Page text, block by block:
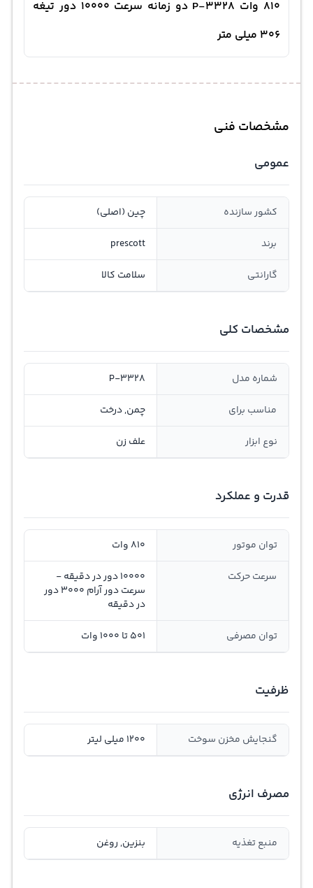
810 وات P-3328 دو زمانه سرعت 10000 دور تیغه
306 میلی متر
مشخصات فنی
عمومی
کشور سازنده چین (اصلی)
برند prescott
گارانتی سلامت کالا
مشخصات کلی
شماره مدل P-3328
مناسب برای چمن, درخت
نوع ابزار علف زن
قدرت و عملکرد
توان موتور 810 وات
سرعت حرکت
10000 دور در دقیقه -
سرعت دور آرام 3000 دور
در دقیقه
توان مصرفی 501 تا 1000 وات
ظرفیت
گنجایش مخزن سوخت 1200 میلی لیتر
مصرف انرژی
منبع تغذیه بنزین, روغن